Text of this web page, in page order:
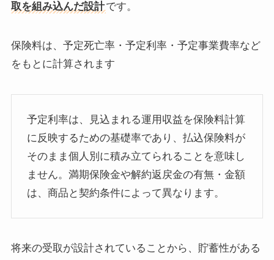
取を組み込んだ設計です。
保険料は、予定死亡率・予定利率・予定事業費率など
をもとに計算されます
予定利率は、見込まれる運用収益を保険料計算
に反映するための基礎率であり、払込保険料が
そのまま個人別に積み立てられることを意味し
ません。満期保険金や解約返戻金の有無・金額
は、商品と契約条件によって異なります。
将来の受取が設計されていることから、貯蓄性がある